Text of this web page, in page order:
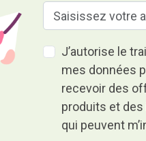
J’autorise le
mes données
recevoir des
produits et
qui peuvent